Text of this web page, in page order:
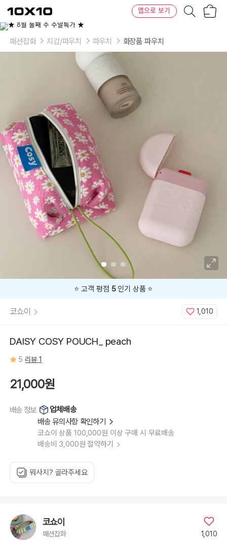
텐
바
텐
앱으로 보기
패션잡화 지갑/파우치 파우치 화장품 파우치
⭐️ 고객 평점 5인기 상품 ⭐️
코쇼이 1,010
DAISY COSY POUCH_ peach
5 리뷰 1
21,000원
배송 정보
업체배송
배송 유의사항 확인하기
코쇼이 상품 100,000원 이상 구매 시 무료배송
배송비 3,000원 절약하기
뭐사지? 골라주세요
코쇼이
패션잡화 1,010